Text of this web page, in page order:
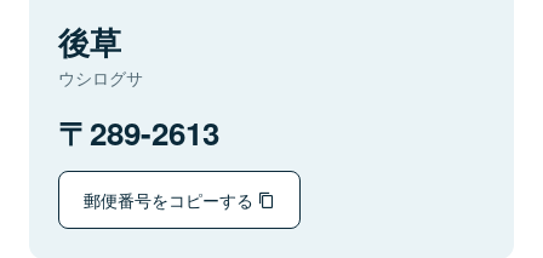
後草
ウシログサ
289-2613
郵便番号をコピーする